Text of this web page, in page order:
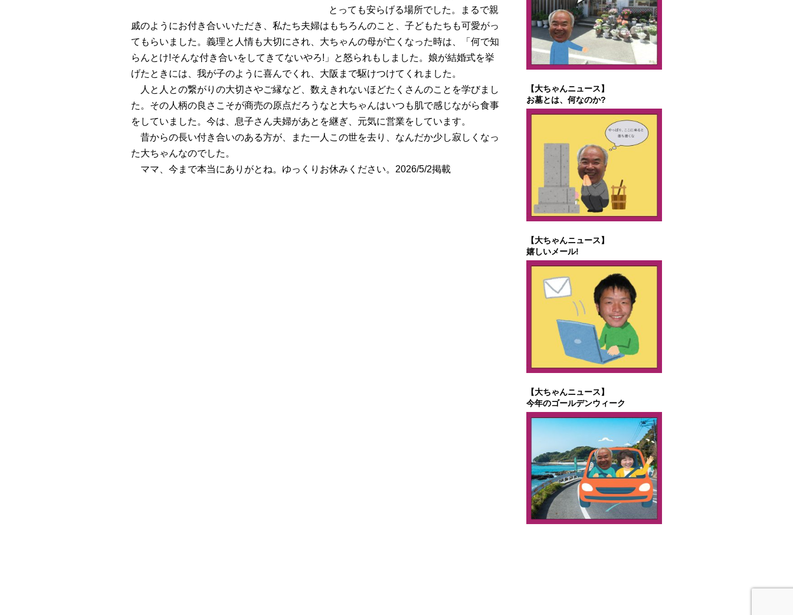
とっても安らげる場所でした。まるで親
戚のようにお付き合いいただき、私たち夫婦はもちろんのこと、子どもたちも可愛がっ
てもらいました。義理と人情も大切にされ、大ちゃんの母が亡くなった時は、「何で知
らんとけ!そんな付き合いをしてきてないやろ!」と怒られもしました。娘が結婚式を挙
げたときには、我が子のように喜んでくれ、大阪まで駆けつけてくれました。
人と人との繋がりの大切さやご縁など、数えきれないほどたくさんのことを学びまし
た。その人柄の良さこそが商売の原点だろうなと大ちゃんはいつも肌で感じながら食事
をしていました。今は、息子さん夫婦があとを継ぎ、元気に営業をしています。
昔からの長い付き合いのある方が、また一人この世を去り、なんだか少し寂しくなっ
た大ちゃんなのでした。
ママ、今まで本当にありがとね。ゆっくりお休みください。2026/5/2掲載
【大ちゃんニュース】
お墓とは、何なのか?
【大ちゃんニュース】
嬉しいメール!
【大ちゃんニュース】
今年のゴールデンウィーク